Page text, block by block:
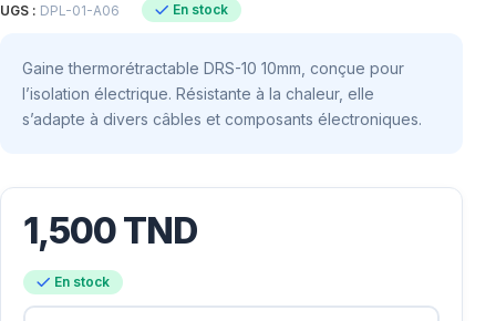
UGS : DPL-01-A06 En stock
Gaine thermorétractable DRS-10 10mm, conçue pour
l’isolation électrique. Résistante à la chaleur, elle
s’adapte à divers câbles et composants électroniques.
1,500TND
En stock